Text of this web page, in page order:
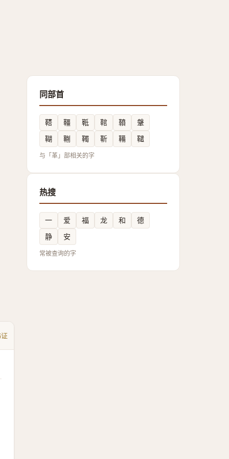
同部首
鞳 韁 䩚 䩪 䩿
鞶
䩴
鞩 䪅 靳 鞴 䪈
与「革」部相关的字
热搜
一 爱 福 龙 和
德
静
安
常被查询的字